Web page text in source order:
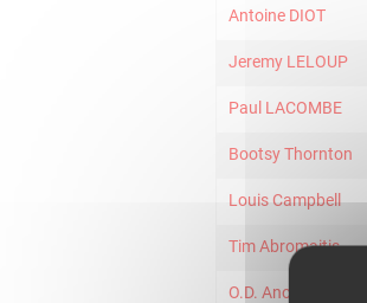
Antoine DIOT
Jeremy LELOUP
Paul LACOMBE
Bootsy Thornton
Louis Campbell
Tim Abromaitis
O.D. Anosike